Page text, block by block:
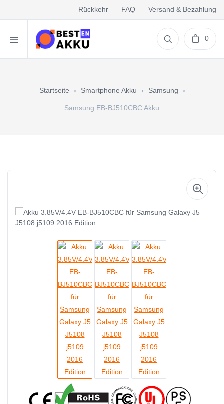
Rückkehr FAQ Versand & Bezahlung
0
Startseite Smartphone Akku Samsung
Samsung EB-BJ510CBC Akku